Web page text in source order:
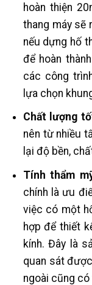
hoàn thiện
thang máy sẽ
nếu dựng hố
để hoàn
các công
lựa chọn
Chất lượng
nên từ nhiều
lại độ bền,
Tính thẩm
chính là ưu
việc có một
hợp để thiết
kính. Đây là
quan sát
ngoài cũng có